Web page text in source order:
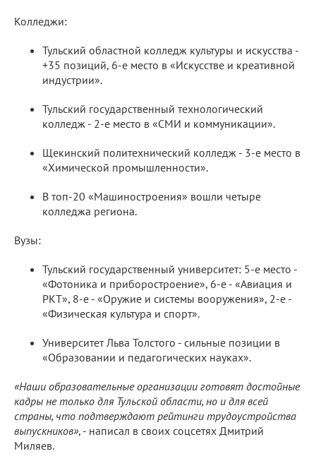
Колледжи:
Тульский областной колледж культуры и искусства -
+35 позиций, 6-е место в «Искусстве и креативной
индустрии».
Тульский государственный технологический
колледж - 2-е место в «СМИ и коммуникации».
Щекинский политехнический колледж - 3-е место в
«Химической промышленности».
В топ-20 «Машиностроения» вошли четыре
колледжа региона.
Вузы:
Тульский государственный университет: 5-е место -
«Фотоника и приборостроение», 6-е - «Авиация и
РКТ», 8-е - «Оружие и системы вооружения», 2-е -
«Физическая культура и спорт».
Университет Льва Толстого - сильные позиции в
«Образовании и педагогических науках».
«Наши образовательные организации готовят достойные
кадры не только для Тульской области, но и для всей
страны, что подтверждают рейтинги трудоустройства
выпускников», - написал в своих соцсетях Дмитрий
Миляев.